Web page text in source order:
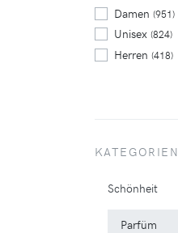
Damen (951)
Unisex (824)
Herren (418)
KATEGORIEN
Schönheit
Parfüm